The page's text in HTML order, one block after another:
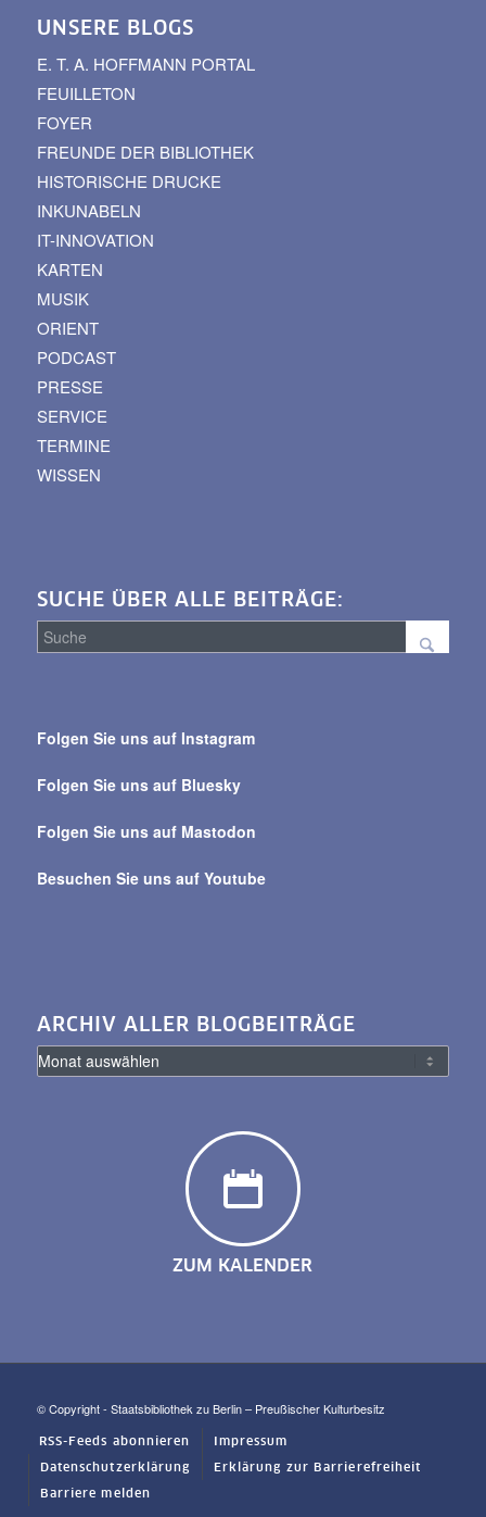
UNSERE BLOGS
E. T. A. HOFFMANN PORTAL
FEUILLETON
FOYER
FREUNDE DER BIBLIOTHEK
HISTORISCHE DRUCKE
INKUNABELN
IT-INNOVATION
KARTEN
MUSIK
ORIENT
PODCAST
PRESSE
SERVICE
TERMINE
WISSEN
SUCHE ÜBER ALLE BEITRÄGE:
alle
Folgen Sie uns auf Instagram
Folgen Sie uns auf Bluesky
Folgen Sie uns auf Mastodon
Besuchen Sie uns auf Youtube
ARCHIV ALLER BLOGBEITRÄGE
ZUM KALENDER
© Copyright - Staatsbibliothek zu Berlin – Preußischer Kulturbesitz
RSS-Feeds abonnieren Impressum
Datenschutzerklärung Erklärung zur Barrierefreiheit
Barriere melden